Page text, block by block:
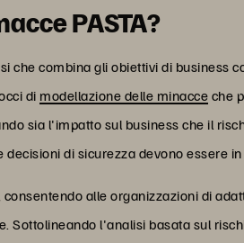
PASTA?
che combina gli obiettivi di business
di modellazione delle minacce che
sia l'impatto sul business che il
di sicurezza devono essere
alle organizzazioni di
l'analisi basata sul